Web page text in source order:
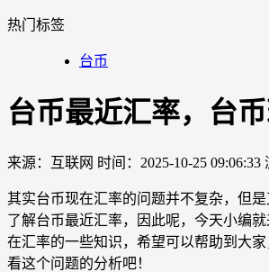
热门标签
台币
台币最近汇率，台
来源：互联网 时间：2025-10-25 09:06:33
其实台币现在汇率的问题并不复杂，但
了解台币最近汇率，因此呢，今天小编
在汇率的一些知识，希望可以帮助到大
看这个问题的分析吧！